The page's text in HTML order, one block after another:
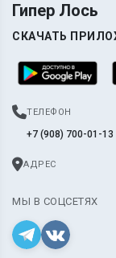
Гипер Лось
СКАЧАТЬ
ТЕЛЕФОН
+7 (908) 700-01-13
АДРЕС
МЫ В СОЦСЕТЯХ